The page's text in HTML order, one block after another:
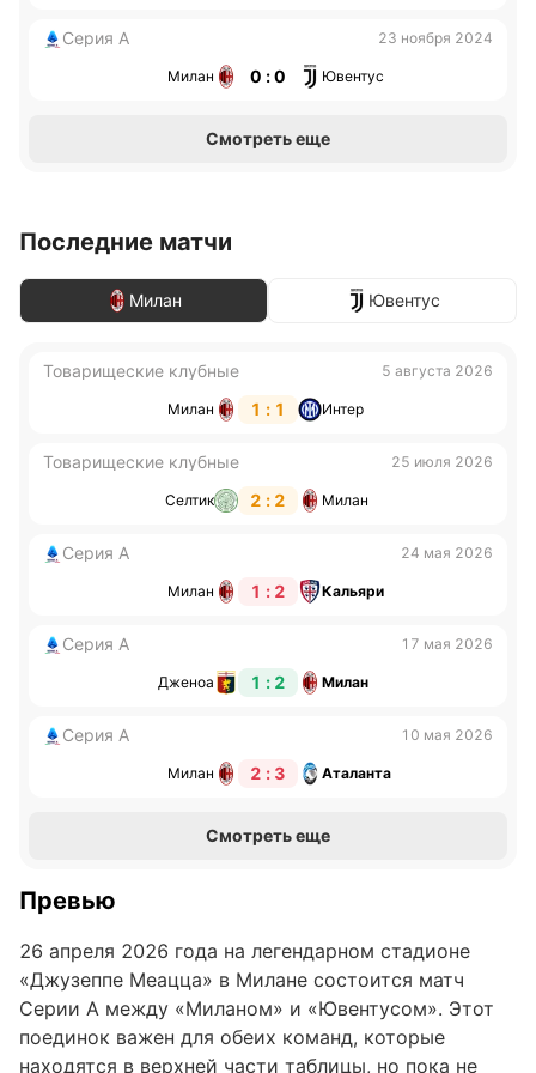
Серия А 23 ноября 2024
Милан 0 : 0 Ювентус
Смотреть еще
Последние матчи
Милан Ювентус
Товарищеские клубные 5 августа 2026
Милан 1 : 1 Интер
Товарищеские клубные 25 июля 2026
Селтик 2 : 2 Милан
Серия А 24 мая 2026
Милан 1 : 2 Кальяри
Серия А 17 мая 2026
Дженоа 1 : 2 Милан
Серия А 10 мая 2026
Милан 2 : 3 Аталанта
Смотреть еще
Превью
26 апреля 2026 года на легендарном стадионе
«Джузеппе Меацца» в Милане состоится матч
Серии А между «Миланом» и «Ювентусом». Этот
поединок важен для обеих команд, которые
находятся в верхней части таблицы, но пока не